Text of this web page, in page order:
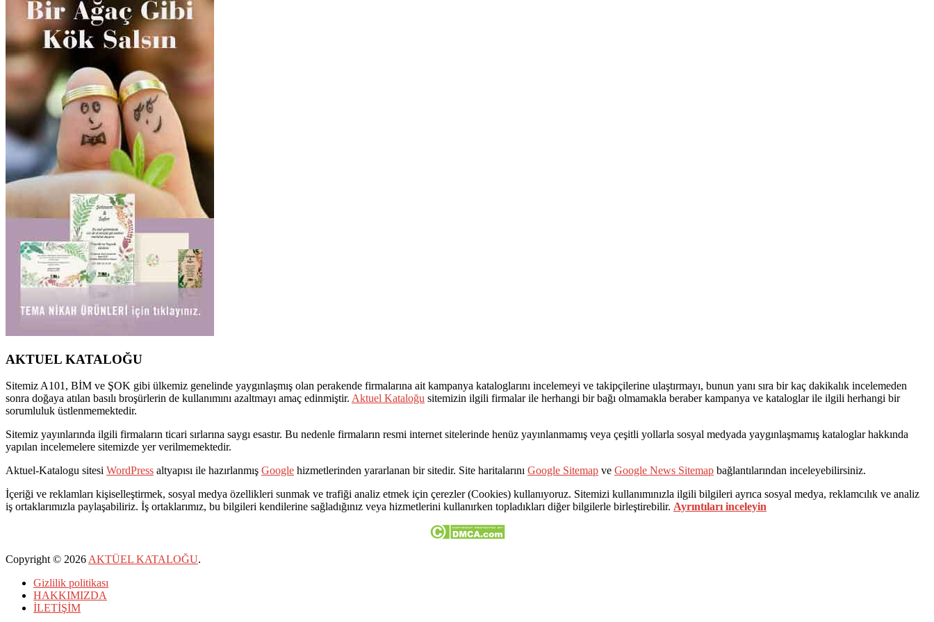
AKTUEL KATALOĞU
Sitemiz A101, BİM ve ŞOK gibi ülkemiz genelinde yaygınlaşmış olan perakende firmalarına ait kampanya kataloglarını incelemeyi ve takipçilerine ulaştırmayı, bunun yanı sıra bir kaç dakikalık incelemeden
sonra doğaya atılan basılı broşürlerin de kullanımını azaltmayı amaç edinmiştir. Aktuel Kataloğu sitemizin ilgili firmalar ile herhangi bir bağı olmamakla beraber kampanya ve kataloglar ile ilgili herhangi bir
sorumluluk üstlenmemektedir.
Sitemiz yayınlarında ilgili firmaların ticari sırlarına saygı esastır. Bu nedenle firmaların resmi internet sitelerinde henüz yayınlanmamış veya çeşitli yollarla sosyal medyada yaygınlaşmamış kataloglar hakkında
yapılan incelemelere sitemizde yer verilmemektedir.
Aktuel-Katalogu sitesi WordPress altyapısı ile hazırlanmış Google hizmetlerinden yararlanan bir sitedir. Site haritalarını Google Sitemap ve Google News Sitemap bağlantılarından inceleyebilirsiniz.
İçeriği ve reklamları kişiselleştirmek, sosyal medya özellikleri sunmak ve trafiği analiz etmek için çerezler (Cookies) kullanıyoruz. Sitemizi kullanımınızla ilgili bilgileri ayrıca sosyal medya, reklamcılık ve analiz
iş ortaklarımızla paylaşabiliriz. İş ortaklarımız, bu bilgileri kendilerine sağladığınız veya hizmetlerini kullanırken topladıkları diğer bilgilerle birleştirebilir. Ayrıntıları inceleyin
Copyright © 2026AKTÜEL KATALOĞU.
Gizlilik politikası
HAKKIMIZDA
İLETİŞİM